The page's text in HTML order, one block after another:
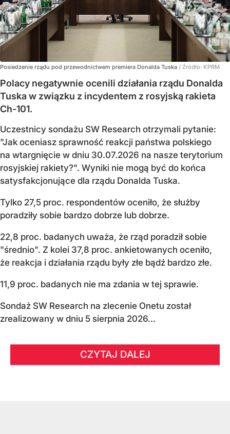
Posiedzenie rządu pod przewodnictwem premiera Donalda Tuska / Źródło: KPRM
Polacy negatywnie ocenili działania rządu Donalda
Tuska w związku z incydentem z rosyjską rakieta
Ch-101.
Uczestnicy sondażu SW Research otrzymali pytanie:
"Jak oceniasz sprawność reakcji państwa polskiego
na wtargnięcie w dniu 30.07.2026 na nasze terytorium
rosyjskiej rakiety?". Wyniki nie mogą być do końca
satysfakcjonujące dla rządu Donalda Tuska.
Tylko 27,5 proc. respondentów oceniło, że służby
poradziły sobie bardzo dobrze lub dobrze.
22,8 proc. badanych uważa, że rząd poradził sobie
"średnio". Z kolei 37,8 proc. ankietowanych oceniło,
że reakcja i działania rządu były złe bądź bardzo złe.
11,9 proc. badanych nie ma zdania w tej sprawie.
Sondaż SW Research na zlecenie Onetu został
zrealizowany w dniu 5 sierpnia 2026...
CZYTAJ DALEJ